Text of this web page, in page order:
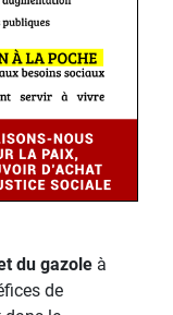
du gazole à
de